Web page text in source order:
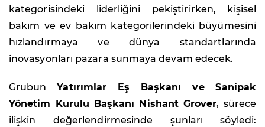
kategorisindeki liderliğini pekiştirirken, kişisel
bakım ve ev bakım kategorilerindeki büyümesini
hızlandırmaya ve dünya standartlarında
inovasyonları pazara sunmaya devam edecek.
GrubunYatırımlar Eş Başkanı ve Sanipak
Yönetim Kurulu Başkanı Nishant Grover, sürece
ilişkin değerlendirmesinde şunları söyledi: